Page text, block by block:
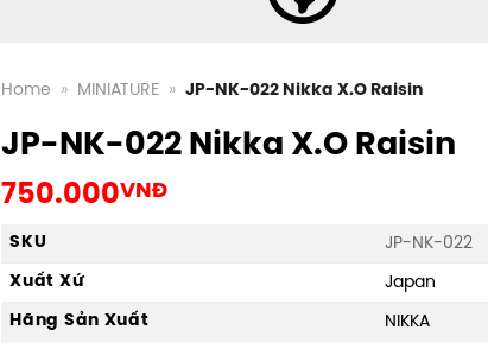
Home » MINIATURE » JP-NK-022 Nikka X.O Raisin
JP-NK-022 Nikka X.O Raisin
750.000VNĐ
SKU
JP-NK-022
Xuất Xứ
Japan
Hãng Sản Xuất
NIKKA